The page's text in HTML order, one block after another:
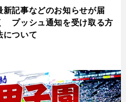
新記事などのお知らせが届
プッシュ通知を受け取る方
について